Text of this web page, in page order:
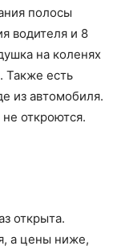
полосы
водителя и 8
на коленях
Также есть
из автомобиля.
откроются.
открыта.
а цены ниже,